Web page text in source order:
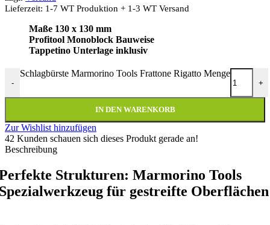
Lieferzeit: 1-7 WT Produktion + 1-3 WT Versand
Maße 130 x 130 mm
Profitool Monoblock Bauweise
Tappetino Unterlage inklusiv
-
Schlagbürste Marmorino Tools Frattone Rigatto Menge
+
IN DEN WARENKORB
Zur Wishlist hinzufügen
42 Kunden schauen sich dieses Produkt gerade an!
Beschreibung
Strukturen: Marmorino Tools
für gestreifte Oberflächen